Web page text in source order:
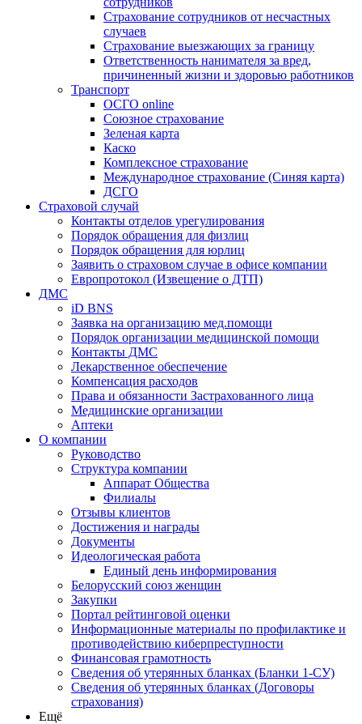
Страхование сотрудников от несчастных
случаев
Страхование выезжающих за границу
Ответственность нанимателя за вред,
причиненный жизни и здоровью работников
Транспорт
ОСГО online
Союзное страхование
Зеленая карта
Каско
Комплексное страхование
Международное страхование (Синяя карта)
ДСГО
Страховой случай
Контакты отделов урегулирования
Порядок обращения для физлиц
Порядок обращения для юрлиц
Заявить о страховом случае в офисе компании
Европротокол (Извещение о ДТП)
ДМС
iD BNS
Заявка на организацию мед.помощи
Порядок организации медицинской помощи
Контакты ДМС
Лекарственное обеспечение
Компенсация расходов
Права и обязанности Застрахованного лица
Медицинские организации
Аптеки
О компании
Руководство
Структура компании
Аппарат Общества
Филиалы
Отзывы клиентов
Достижения и награды
Документы
Идеологическая работа
Единый день информирования
Белорусский союз женщин
Закупки
Портал рейтинговой оценки
Информационные материалы по профилактике и
противодействию киберпреступности
Финансовая грамотность
Сведения об утерянных бланках (Бланки 1-СУ)
Сведения об утерянных бланках (Договоры
страхования)
Ещё